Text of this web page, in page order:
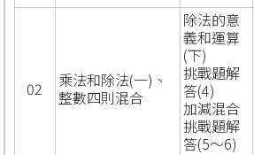
02
乘法和除法(一)、
整數四則混合
除法的意
義和運算
(下)
挑戰題解
答(4)
加減混合
挑戰題解
答(5～6)